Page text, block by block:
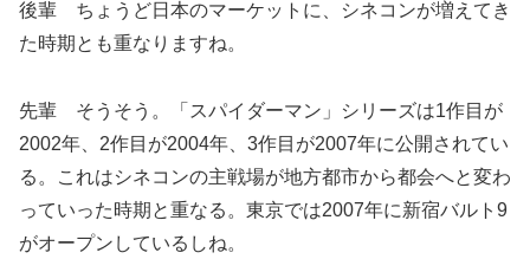
後輩 ちょうど日本のマーケットに、シネコンが増えてき
た時期とも重なりますね。
先輩 そうそう。「スパイダーマン」シリーズは1作目が
2002年、2作目が2004年、3作目が2007年に公開されてい
る。これはシネコンの主戦場が地方都市から都会へと変わ
っていった時期と重なる。東京では2007年に新宿バルト9
がオープンしているしね。